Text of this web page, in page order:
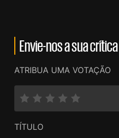
Envie-nos a sua crítica
ATRIBUA UMA VOTAÇÃO
TÍTULO